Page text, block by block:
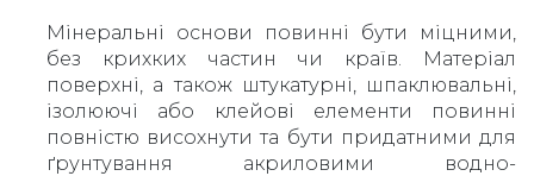
Мінеральні основи повинні бути міцними,
без крихких частин чи країв. Матеріал
поверхні, а також штукатурні, шпаклювальні,
ізолюючі або клейові елементи повинні
повністю висохнути та бути придатними для
ґрунтування акриловими водно-